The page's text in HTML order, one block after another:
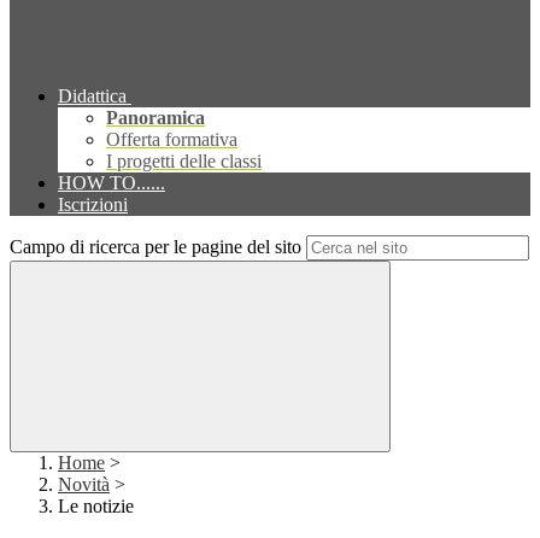
Didattica
Panoramica
Offerta formativa
I progetti delle classi
HOW TO......
Iscrizioni
Campo di ricerca per le pagine del sito
Home >
Novità >
Le notizie